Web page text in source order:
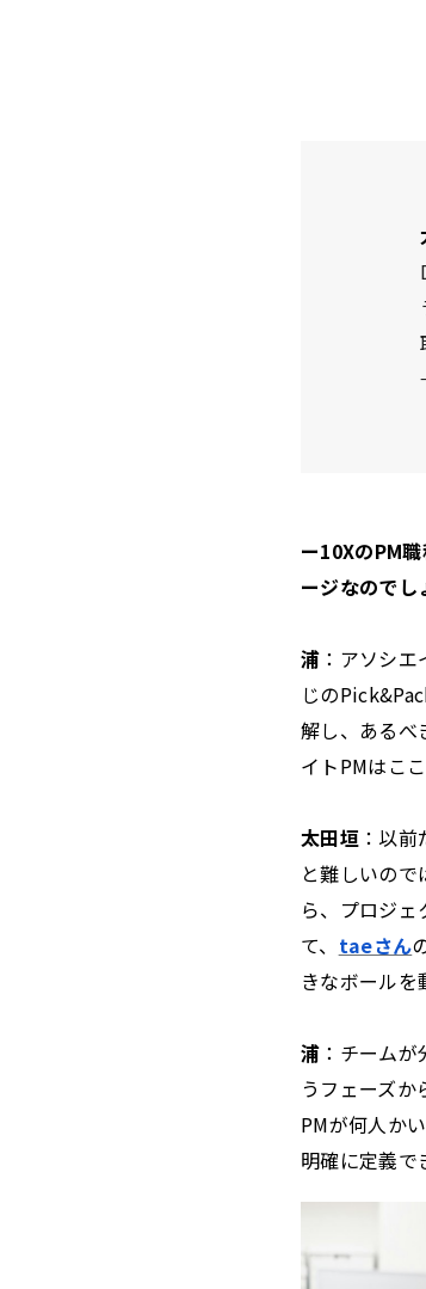
ー10XのPM
ージなのでし
浦 ：アソシ
じの
解し、あるべ
イトPMはこ
太田垣 ：以
と難しいの
ら、プロジ
て、 taeさん
きなボールを
浦 ：チーム
うフェーズか
PMが何人か
明確に定義で